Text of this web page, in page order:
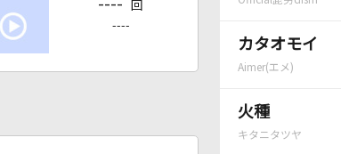
カタオモイ
Aimer(エメ)
火種
キタニタツヤ
---- 回
----